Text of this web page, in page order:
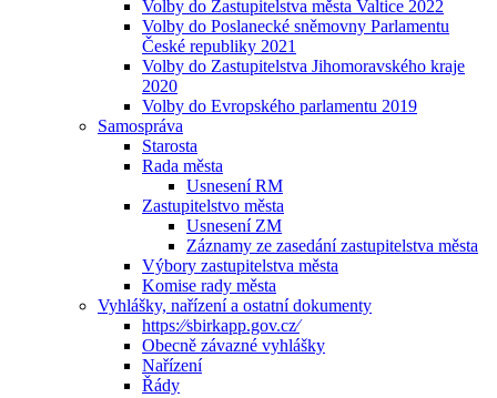
Volby do Zastupitelstva města Valtice 2022
Volby do Poslanecké sněmovny Parlamentu
České republiky 2021
Volby do Zastupitelstva Jihomoravského kraje
2020
Volby do Evropského parlamentu 2019
Samospráva
Starosta
Rada města
Usnesení RM
Zastupitelstvo města
Usnesení ZM
Záznamy ze zasedání zastupitelstva města
Výbory zastupitelstva města
Komise rady města
Vyhlášky, nařízení a ostatní dokumenty
https:⁄⁄sbirkapp.gov.cz⁄
Obecně závazné vyhlášky
Nařízení
Řády